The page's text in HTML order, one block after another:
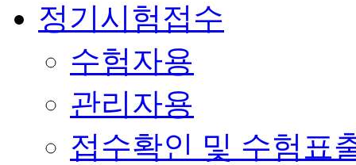
정기시험접수
수험자용
관리자용
접수확인 및 수험표